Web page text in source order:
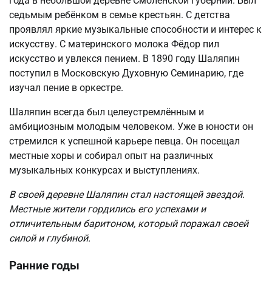
седьмым ребёнком в семье крестьян. С детства
проявлял яркие музыкальные способности и интерес к
искусству. С материнского молока Фёдор пил
искусство и увлекся пением. В 1890 году Шаляпин
поступил в Московскую Духовную Семинарию, где
изучал пение в оркестре.
Шаляпин всегда был целеустремлённым и
амбициозным молодым человеком. Уже в юности он
стремился к успешной карьере певца. Он посещал
местные хоры и собирал опыт на различных
музыкальных конкурсах и выступлениях.
В своей деревне Шаляпин стал настоящей звездой.
Местные жители гордились его успехами и
отличительным баритоном, который поражал своей
силой и глубиной.
Ранние годы